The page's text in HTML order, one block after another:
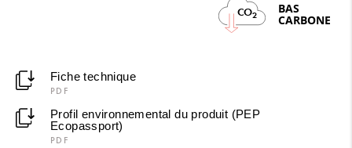
CO2 BAS
CARBONE
Fiche technique
PDF
Profil environnemental du produit (PEP
Ecopassport)
PDF